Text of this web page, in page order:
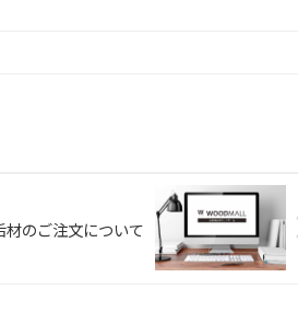
材のご注文について